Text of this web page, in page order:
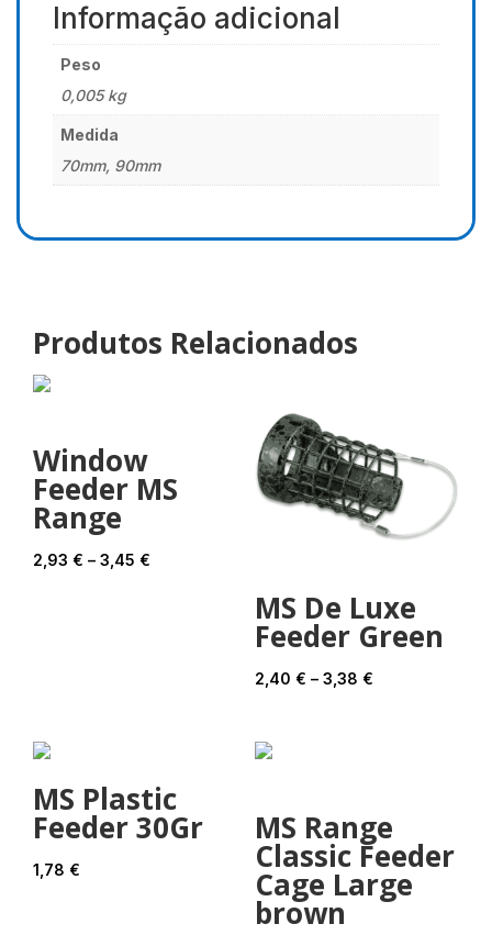
Informação adicional
Peso
0,005 kg
Medida
70mm, 90mm
Produtos Relacionados
Window
Feeder MS
Range
2,93 € – 3,45 €
MS De Luxe
Feeder Green
2,40 € – 3,38 €Price
MS Plastic
Feeder 30Gr
1,78 €
MS Range
Classic Feeder
Cage Large
brown